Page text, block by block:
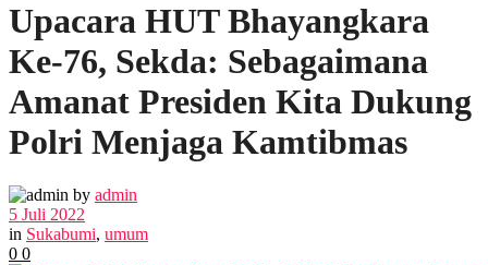
POLITIK
EKBIS
OPINI
FOTO
Upacara HUT Bhayangkara
Ke-76, Sekda: Sebagaimana
Amanat Presiden Kita Dukung
Polri Menjaga Kamtibmas
by admin
5 Juli 2022
in Sukabumi, umum
0 0